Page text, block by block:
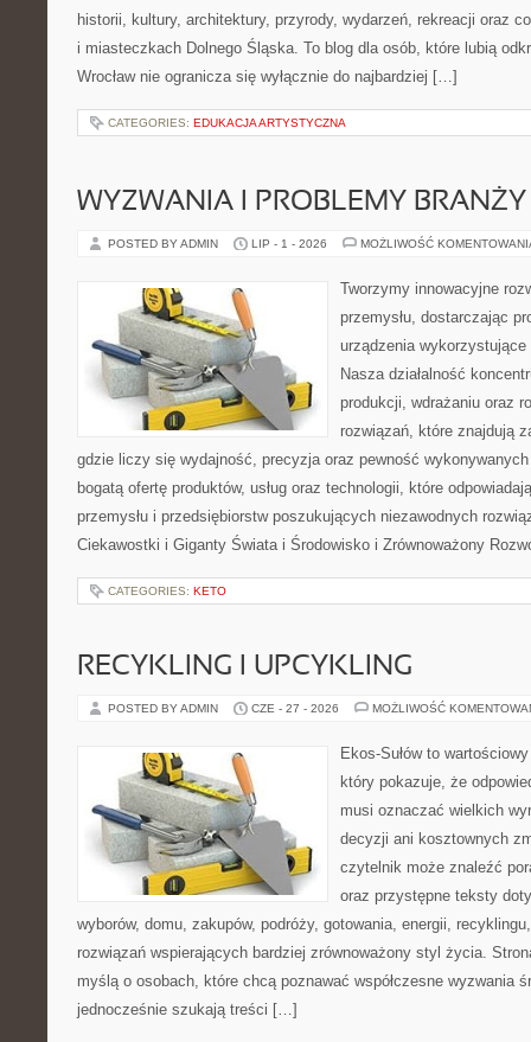
historii, kultury, architektury, przyrody, wydarzeń, rekreacji oraz
i miasteczkach Dolnego Śląska. To blog dla osób, które lubią
Wrocław nie ogranicza się wyłącznie do najbardziej […]
CATEGORIES: EDUKACJA ARTYSTYCZNA
WYZWANIA I PROBLEMY BRANŻY
POSTED BY ADMIN LIP - 1 - 2026 MOŻLIWOŚĆ
Tworzymy innowacyjne
przemysłu, dostarczając
urządzenia
Nasza działalność
produkcji, wdrażaniu oraz
rozwiązań, które znajdują
gdzie liczy się wydajność, precyzja oraz pewność
bogatą ofertę produktów, usług oraz technologii, które
przemysłu i przedsiębiorstw poszukujących niezawodnych
Ciekawostki i Giganty Świata i Środowisko i Zrównoważony
CATEGORIES: KETO
RECYKLING I UPCYKLING
POSTED BY ADMIN CZE - 27 - 2026 MOŻLIWOŚĆ
Ekos-Sułów to
który pokazuje, że
musi oznaczać wielkich
decyzji ani kosztownych
czytelnik może znaleźć
oraz przystępne teksty
wyborów, domu, zakupów, podróży, gotowania, energii,
rozwiązań wspierających bardziej zrównoważony styl życia.
myślą o osobach, które chcą poznawać współczesne wyzwania
jednocześnie szukają treści […]